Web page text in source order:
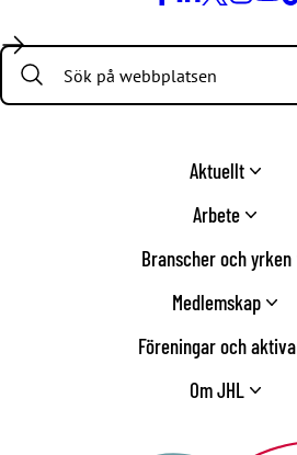
Search:
Aktuellt
Arbete
Branscher och yrken
Medlemskap
Föreningar och aktiva
Om JHL